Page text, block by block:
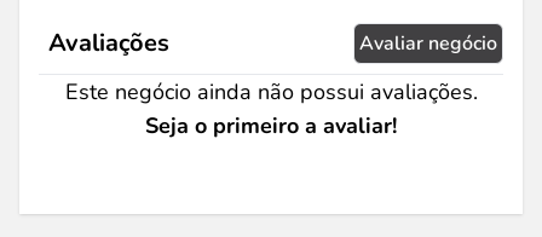
Avaliações Avaliar negócio
Este negócio ainda não possui avaliações.
Seja o primeiro a avaliar!